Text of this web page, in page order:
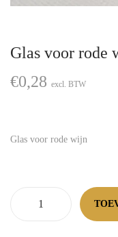
Glas voor rode
€0,28 excl. BTW
Glas voor rode wijn